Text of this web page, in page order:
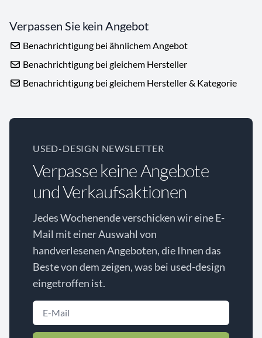
Verpassen Sie kein Angebot
Benachrichtigung bei ähnlichem Angebot
Benachrichtigung bei gleichem Hersteller
Benachrichtigung bei gleichem Hersteller & Kategorie
USED-DESIGN NEWSLETTER
Verpasse keine Angebote
und Verkaufsaktionen
Jedes Wochenende verschicken wir eine E-
Mail mit einer Auswahl von
handverlesenen Angeboten, die Ihnen das
Beste von dem zeigen, was bei used-design
eingetroffen ist.